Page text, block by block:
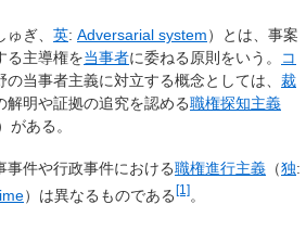
ゅぎ、 英: Adversarial system）とは、事案
る主導権を当事者に委ねる原則をいう。
コ
の当事者主義に対立する概念としては、 裁
解明や証拠の追究を認める職権探知主義
がある。
事件や行政事件における職権進行主義 （独:
）は異なるものである [1] 。